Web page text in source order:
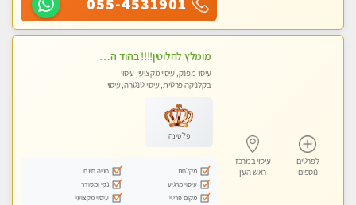
לפרטים
נוספים
עיסוי במרכז
ראש העין
מומלץ לחלוטין!!!! בהוד השרון מעסה מקצועית לעיסוי ברמה גבוהה VIP תתקשר .....
עיסוי מפנק, עיסוי מקצועי, עיסוי
בקלניקה פרטית, עיסוי טנטרה, עיסוי
פלטינה
מקלחת
חניה חינם
עיסוי מרגיע
נקי ומסודר
מקום פרטי
עיסוי מקצועי